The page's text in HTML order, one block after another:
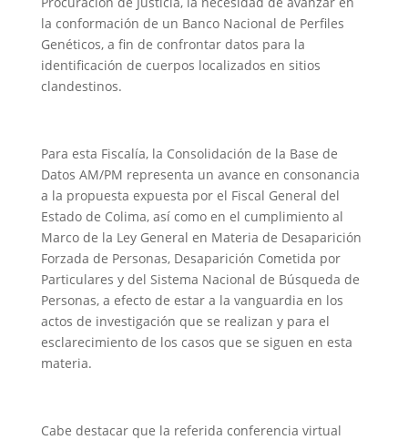
la conformación de un Banco Nacional de Perfiles
Genéticos, a fin de confrontar datos para la
identificación de cuerpos localizados en sitios
clandestinos.
Para esta Fiscalía, la Consolidación de la Base de
Datos AM/PM representa un avance en consonancia
a la propuesta expuesta por el Fiscal General del
Estado de Colima, así como en el cumplimiento al
Marco de la Ley General en Materia de Desaparición
Forzada de Personas, Desaparición Cometida por
Particulares y del Sistema Nacional de Búsqueda de
Personas, a efecto de estar a la vanguardia en los
actos de investigación que se realizan y para el
esclarecimiento de los casos que se siguen en esta
materia.
Cabe destacar que la referida conferencia virtual